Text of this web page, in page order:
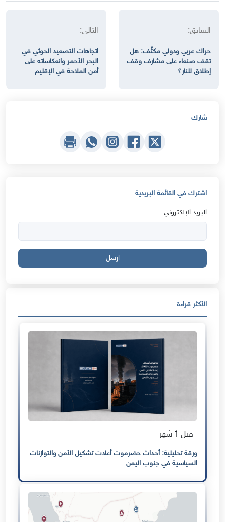
السابق:
حراك عربي ودولي مكثّف: هل
تقف صنعاء على مشارف وقف
إطلاق للنار؟
التالي:
اتجاهات التصعيد الحوثي في
البحر الأحمر وانعكاساته على
أمن الملاحة في الإقليم
شارك
اشترك في القائمة البريدية
البريد الإلكتروني:
ارسل
الأكثر قراءة
قبل 1 شهر
ورقة تحليلية: أحداث حضرموت أعادت تشكيل الأمن والتوازنات
السياسية في جنوب اليمن